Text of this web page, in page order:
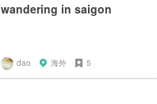
wandering in saigon
dao 海外 5